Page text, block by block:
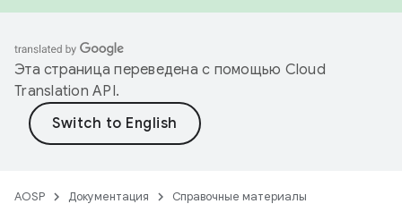
Эта страница переведена с помощью Cloud
Translation API.
AOSP Документация Справочные материалы